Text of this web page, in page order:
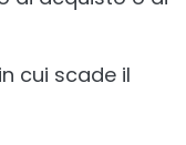
cui scade il